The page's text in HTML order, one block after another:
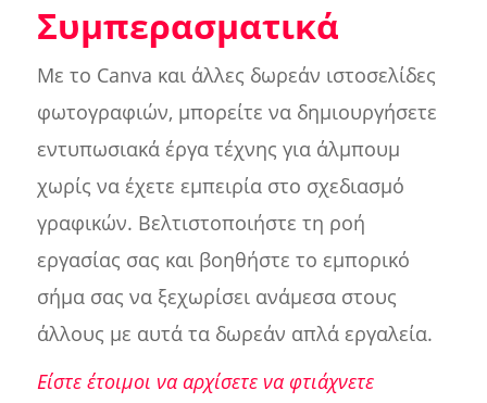
Συμπερασματικά
Με το Canva και άλλες δωρεάν ιστοσελίδες
φωτογραφιών, μπορείτε να δημιουργήσετε
εντυπωσιακά έργα τέχνης για άλμπουμ
χωρίς να έχετε εμπειρία στο σχεδιασμό
γραφικών. Βελτιστοποιήστε τη ροή
εργασίας σας και βοηθήστε το εμπορικό
σήμα σας να ξεχωρίσει ανάμεσα στους
άλλους με αυτά τα δωρεάν απλά εργαλεία.
Είστε έτοιμοι να αρχίσετε να φτιάχνετε